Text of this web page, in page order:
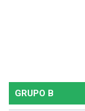
GRUPO B